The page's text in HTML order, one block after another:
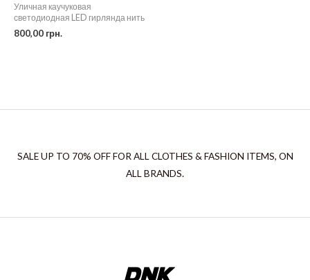
Уличная каучуковая
светодиодная LED гирлянда нить
800,00 грн.
SALE UP TO 70% OFF FOR ALL CLOTHES & FASHION ITEMS, ON
ALL BRANDS.